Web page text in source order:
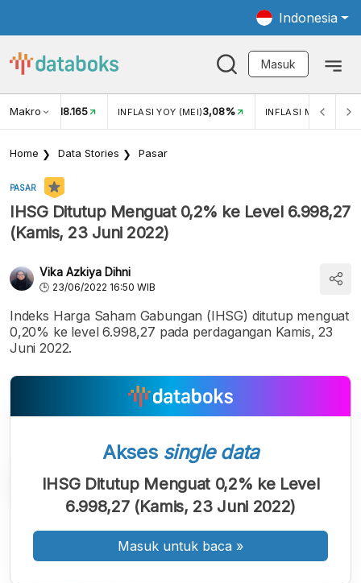
Indonesia
Masuk
Makro
USD/IDR 18.165 INFLASI YOY (MEI)3,08% INFLASI MOM (MEI)
Home Data Stories Pasar
PASAR
IHSG Ditutup Menguat 0,2% ke Level 6.998,27
(Kamis, 23 Juni 2022)
Vika Azkiya Dihni
23/06/2022 16:50 WIB
Indeks Harga Saham Gabungan (IHSG) ditutup menguat
0,20% ke level 6.998,27 pada perdagangan Kamis, 23
Juni 2022.
Akses single data
IHSG Ditutup Menguat 0,2% ke Level
6.998,27 (Kamis, 23 Juni 2022)
Masuk untuk baca »